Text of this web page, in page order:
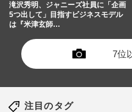
滝沢秀明、ジャニーズ社員に「企画
5つ出して」目指すビジネスモデル
は『米津玄師…
7位
注目のタグ